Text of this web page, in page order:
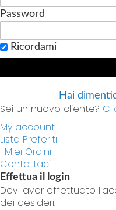
Password
Ricordami
Hai
Sei un nuovo cliente?
My account
Lista Preferiti
I Miei Ordini
Contattaci
Effettua il login
Devi aver effettuato
dei desideri.